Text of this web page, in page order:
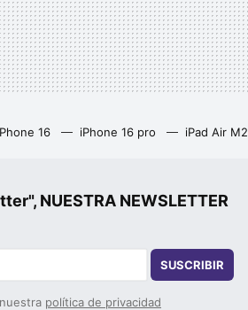
16 iPhone 16 pro iPad Air
NUESTRA NEWSLETTER
SUSCRIBIR
política de privacidad